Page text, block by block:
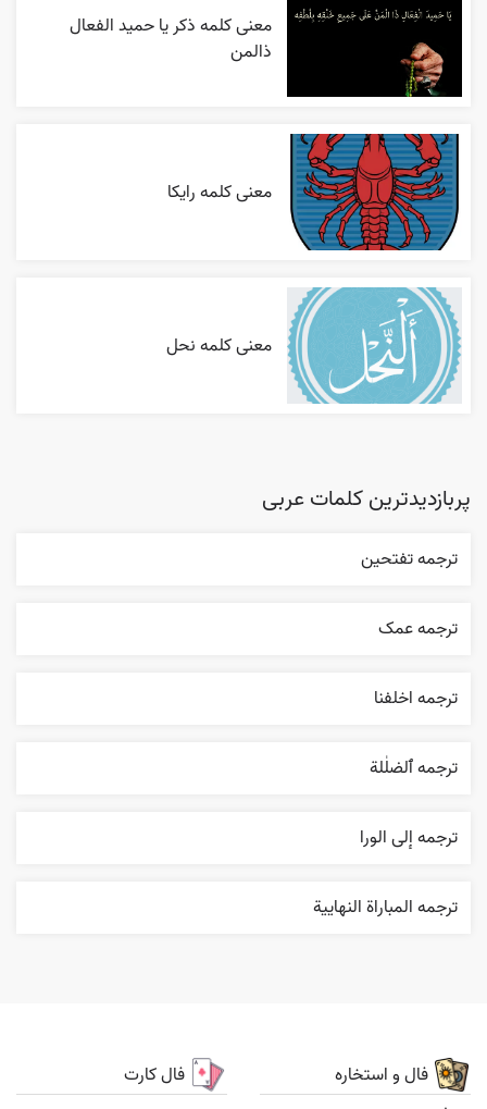
معنی کلمه ذکر یا حمید الفعال
ذالمن
معنی کلمه رایکا
معنی کلمه نحل
پربازدیدترین کلمات عربی
ترجمه تفتحين
ترجمه عمک
ترجمه اخلفنا
ترجمه ٱلضلٰلة
ترجمه إلی الورا
ترجمه المباراة النهایية
فال و استخاره فال کارت